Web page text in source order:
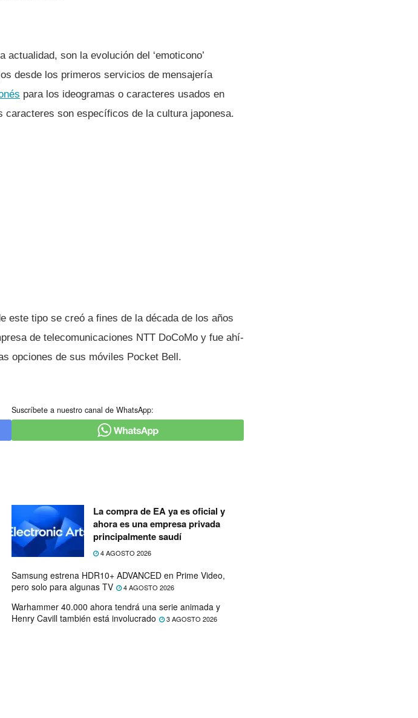
son la evolución del ‘emoticono’
desde los primeros servicios de mensajerí­a
para los ideogramas o caracteres usados en
son especí­ficos de la cultura japonesa.
este tipo se creó a fines de la década de los años
de telecomunicaciones NTT DoCoMo y fue ahí­
opciones de sus móviles Pocket Bell.
Suscríbete a nuestro canal de WhatsApp:
La compra de EA ya es oficial y
ahora es una empresa privada
principalmente saudí
4 AGOSTO 2026
Samsung estrena HDR10+ ADVANCED en Prime Video,
pero solo para algunas TV
4 AGOSTO 2026
Warhammer 40.000 ahora tendrá una serie animada y
Henry Cavill también está involucrado
3 AGOSTO 2026